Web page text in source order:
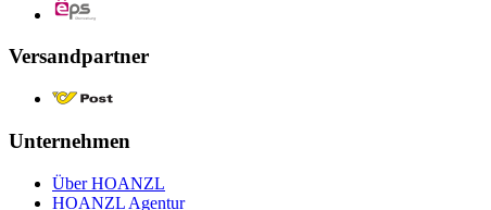
Versandpartner
Unternehmen
Über HOANZL
HOANZL Agentur